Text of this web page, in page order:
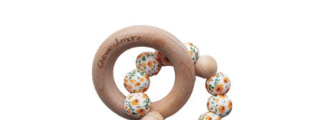
Meld je aan/Aanmaken
0
Mijn winkelwagen